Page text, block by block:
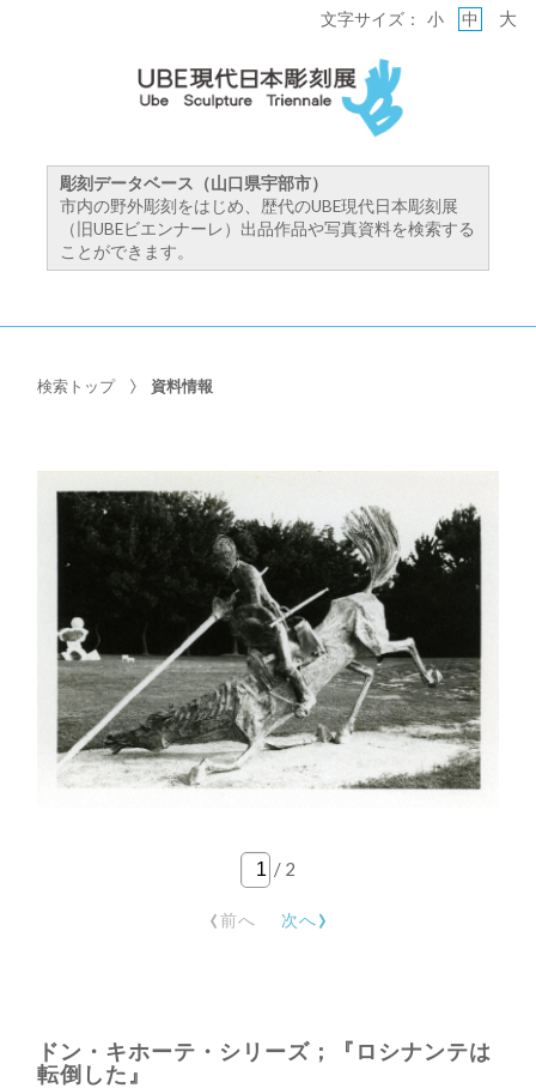
彫刻データベース（山口県宇部市）
市内の野外彫刻をはじめ、歴代のUBE現代日本彫刻展
（旧UBEビエンナーレ）出品作品や写真資料を検索する
ことができます。
文字サイズ： 小 中 大
検索トップ 資料情報
/ 2
‹前へ 次へ›
ドン・キホーテ・シリーズ；『ロシナンテは
転倒した』